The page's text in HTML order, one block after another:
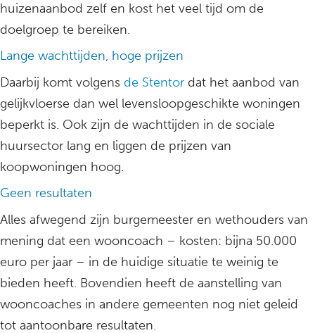
huizenaanbod zelf en kost het veel tijd om de
doelgroep te bereiken.
Lange wachttijden, hoge prijzen
Daarbij komt volgens de Stentor dat het aanbod van
gelijkvloerse dan wel levensloopgeschikte woningen
beperkt is. Ook zijn de wachttijden in de sociale
huursector lang en liggen de prijzen van
koopwoningen hoog.
Geen resultaten
Alles afwegend zijn burgemeester en wethouders van
mening dat een wooncoach – kosten: bijna 50.000
euro per jaar – in de huidige situatie te weinig te
bieden heeft. Bovendien heeft de aanstelling van
wooncoaches in andere gemeenten nog niet geleid
tot aantoonbare resultaten.